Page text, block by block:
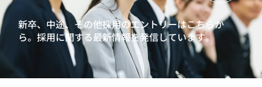
新卒、中途、その他採用のエントリーはこちらか
ら。採用に関する最新情報を発信しています。